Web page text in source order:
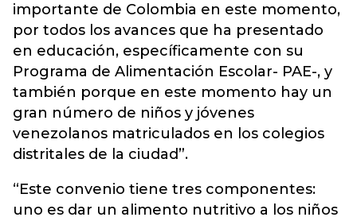
importante de Colombia en este momento,
por todos los avances que ha presentado
en educación, específicamente con su
Programa de Alimentación Escolar- PAE-, y
también porque en este momento hay un
gran número de niños y jóvenes
venezolanos matriculados en los colegios
distritales de la ciudad”.
“Este convenio tiene tres componentes:
uno es dar un alimento nutritivo a los niños